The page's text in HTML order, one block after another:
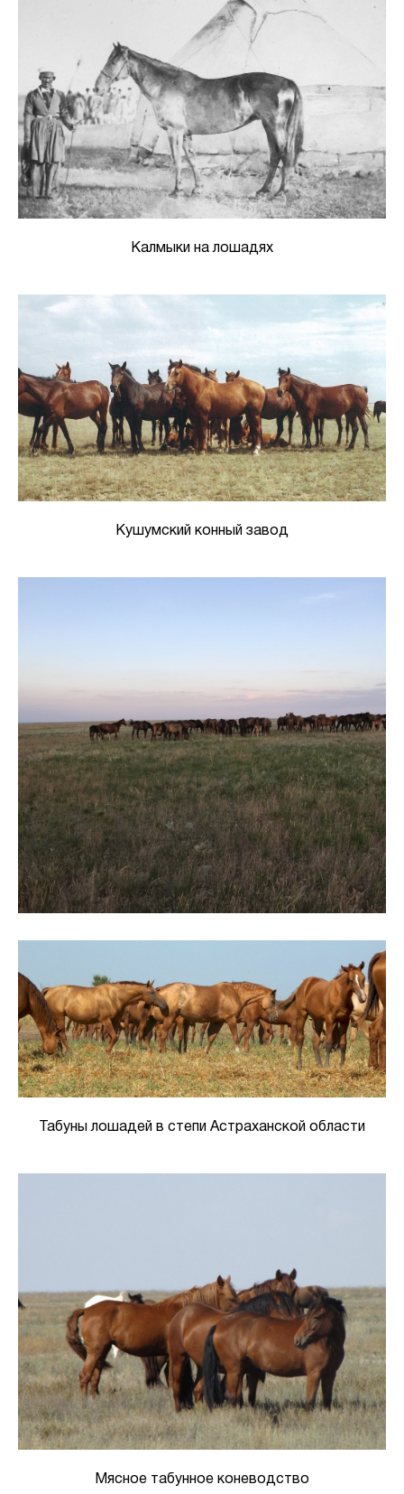
Калмыки на лошадях
Кушумский конный завод
Табуны лошадей в степи Астраханской области
Мясное табунное коневодство